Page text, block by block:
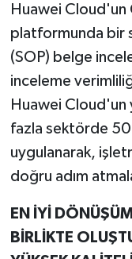
Huawei Cloud'un
platformunda bir
(SOP) belge
inceleme
Huawei
fazla sektörde
uygulanarak,
doğru adım
EN İYİ
BİRLİKTE